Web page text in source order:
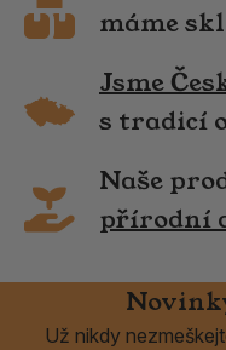
máme
Jsme
s tradicí
Naše
přírodní
Už nikdy